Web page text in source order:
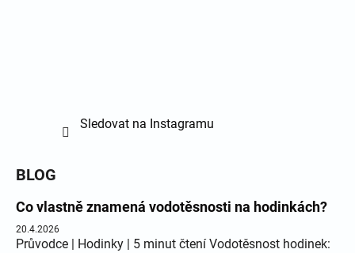
Sledovat na Instagramu
BLOG
Co vlastně znamená vodotěsnosti na hodinkách?
20.4.2026
Průvodce | Hodinky | 5 minut čtení Vodotěsnost hodinek: